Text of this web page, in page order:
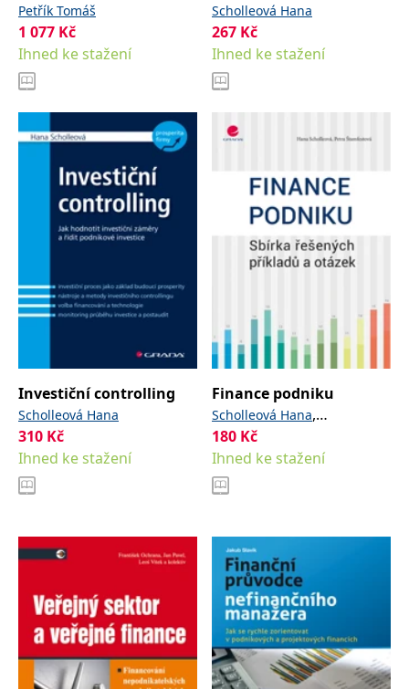
Petřík Tomáš
1 077 Kč
Ihned ke stažení
Scholleová Hana
267 Kč
Ihned ke stažení
Investiční controlling
Scholleová Hana
310 Kč
Ihned ke stažení
Finance podniku
Scholleová Hana,
Štamfestová Petra
180 Kč
Ihned ke stažení